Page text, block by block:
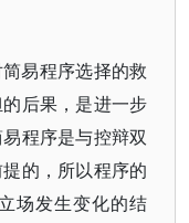
易程序选择的救
后果，是进一步
程序是与控辩双
的，所以程序的
场发生变化的结